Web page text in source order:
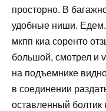
просторно. В
удобные ниши.
мкпп киа соренто
большой, смотрел и
на подъемнике
в соединении
оставленный болтик